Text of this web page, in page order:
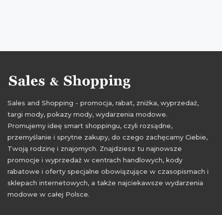
Sales and Shopping - promocja, rabat, zniżka, wyprzedaż,
targi mody, pokazy mody, wydarzenia modowe.
Promujemy ideę smart shoppingu, czyli rozsądne,
przemyślanie i sprytne zakupy, do czego zachęcamy Ciebie,
Twoją rodzinę i znajomych. Znajdziesz tu najnowsze
promocje i wyprzedaż w centrach handlowych, kody
rabatowe i oferty specjalne obowiązujące w czasopismach i
sklepach internetowych, a także najciekawsze wydarzenia
modowe w całej Polsce.